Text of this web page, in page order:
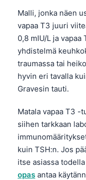
Malli, jonka näen
vapaa T3 juuri
0,8 mIU/L ja
yhdistelmä
traumassa tai
hyvin eri tavalla
Gravesin tauti.
Matala vapaa T3 -
siihen tarkkaan
kuin TSH:n. Jos
itse asiassa
opas antaa